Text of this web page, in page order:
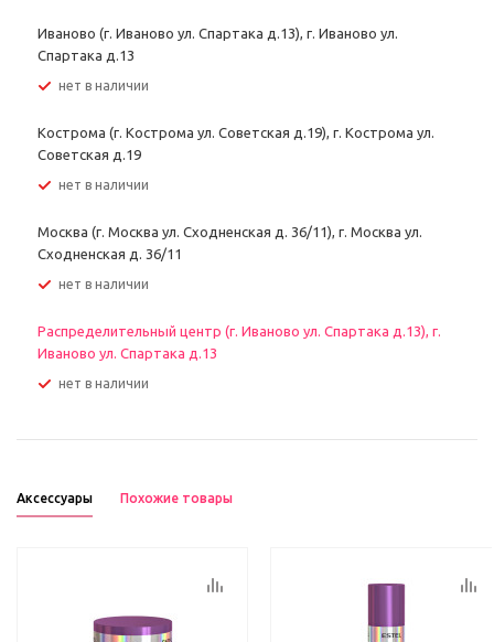
Иваново (г. Иваново ул. Спартака д.13), г. Иваново ул.
Спартака д.13
Нет в наличии
Кострома (г. Кострома ул. Советская д.19), г. Кострома ул.
Советская д.19
Нет в наличии
Москва (г. Москва ул. Сходненская д. 36/11), г. Москва ул.
Сходненская д. 36/11
Нет в наличии
Распределительный центр (г. Иваново ул. Спартака д.13), г.
Иваново ул. Спартака д.13
Нет в наличии
Аксессуары Похожие товары